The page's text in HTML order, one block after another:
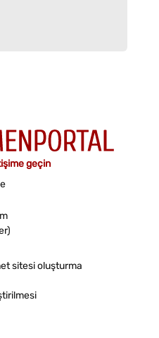
geçin
sitesi oluşturma